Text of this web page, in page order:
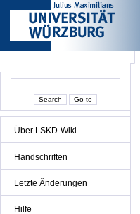
Über LSKD-Wiki
Handschriften
Letzte Änderungen
Hilfe